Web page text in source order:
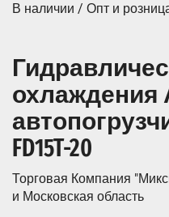
В наличии / Опт и
FD15T-20
Торговая Компания
и Московская область